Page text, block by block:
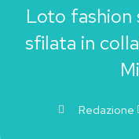
Loto fashion
sfilata in
Redazione